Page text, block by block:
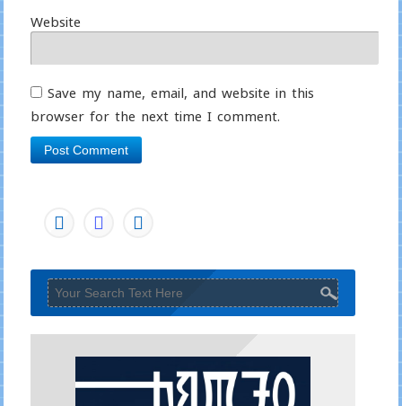
Website
Save my name, email, and website in this
browser for the next time I comment.